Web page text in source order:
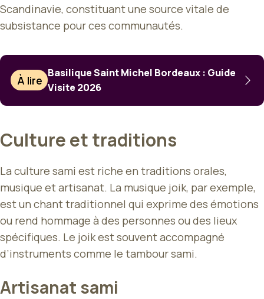
Scandinavie, constituant une source vitale de
subsistance pour ces communautés.
À lire
Basilique Saint Michel Bordeaux : Guide
Visite 2026
Culture et traditions
La culture sami est riche en traditions orales,
musique et artisanat. La musique joik, par exemple,
est un chant traditionnel qui exprime des émotions
ou rend hommage à des personnes ou des lieux
spécifiques. Le joik est souvent accompagné
d’instruments comme le tambour sami.
Artisanat sami